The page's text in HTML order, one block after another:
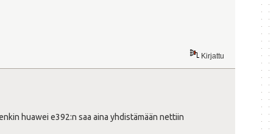
Kirjattu
huawei e392:n saa aina yhdistämään nettiin